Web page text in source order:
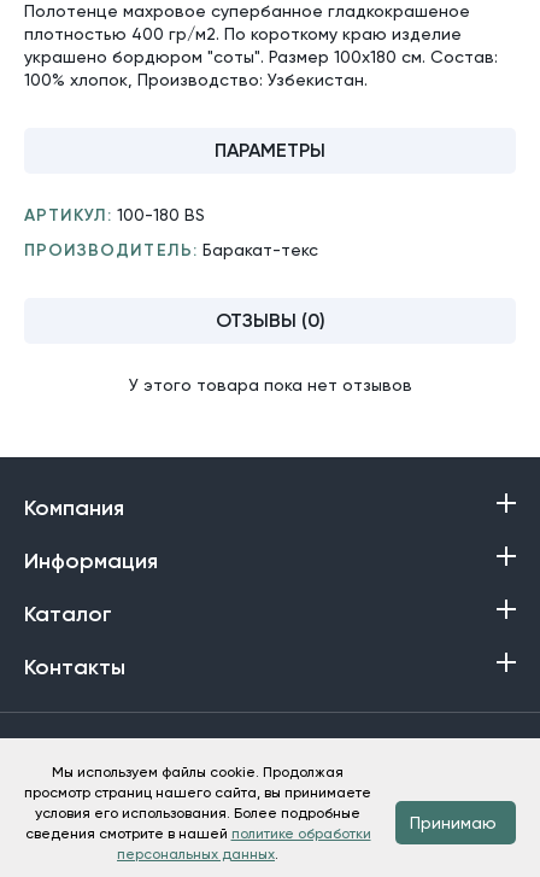
Полотенце махровое супербанное гладкокрашеное
плотностью 400 гр/м2. По короткому краю изделие
украшено бордюром "соты". Размер 100х180 см. Состав:
100% хлопок, Производство: Узбекистан.
ПАРАМЕТРЫ
АРТИКУЛ: 100-180 BS
ПРОИЗВОДИТЕЛЬ: Баракат-текс
ОТЗЫВЫ (0)
У этого товара пока нет отзывов
Компания
Информация
Каталог
Контакты
Баракат-Текс © 2013-2026
Мы используем файлы cookie. Продолжая
просмотр страниц нашего сайта, вы принимаете
условия его использования. Более подробные
сведения смотрите в нашей политике обработки
персональных данных.
Принимаю